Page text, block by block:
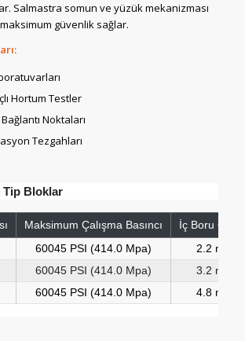
Salmastra somun ve yüzük mekanizması
güvenlik sağlar.
Hortum Testler
Noktaları
Tezgahları
Tip Bloklar
Maksimum Çalışma Basıncı
İç Boru
60045 PSI (414.0 Mpa)
2.2 mm
60045 PSI (414.0 Mpa)
3.2 mm
60045 PSI (414.0 Mpa) 4.8 mm